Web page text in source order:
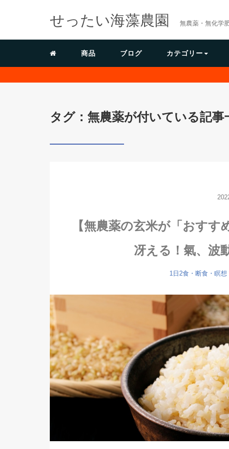
せったい海藻農園 無農薬・無化学
商品 ブログ カテゴリー
タグ：無農薬が付いている記事
【無農薬の玄米が「おす
冴える！氣、波
1日2食・断食・瞑想